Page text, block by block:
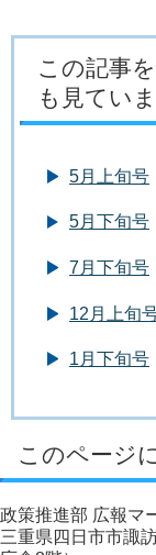
この記事
も見てい
5月上旬号
5月下旬号
7月下旬号
12月上旬
1月下旬号
このページ
政策推進部 広報マ
三重県四日市市諏